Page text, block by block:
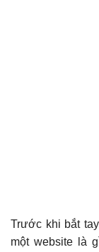
Trước khi bắt
một website là